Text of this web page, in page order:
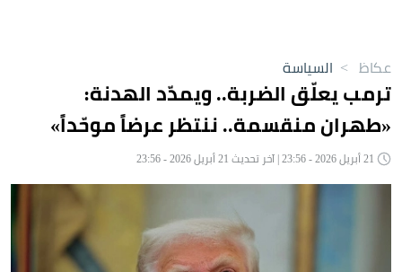
عكاظ > السياسة
ترمب يعلّق الضربة.. ويمدّد الهدنة:
«طهران منقسمة.. ننتظر عرضاً موحّداً»